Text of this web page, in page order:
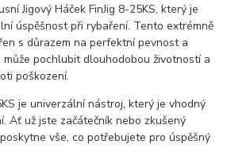
Jigový Háček FinJig 8-25KS, který je
úspěšnost při rybaření. Tento extrémně
s důrazem na perfektní pevnost a
může pochlubit dlouhodobou životností a
poškození.
je univerzální nástroj, který je vhodný
Ať už jste začátečník nebo zkušený
vše, co potřebujete pro úspěšný